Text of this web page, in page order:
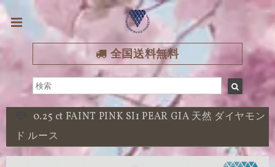
全国送料無料
0.25 ct FAINT PINK SI1 PEAR GIA 天然 ダイヤモン
ド ルース